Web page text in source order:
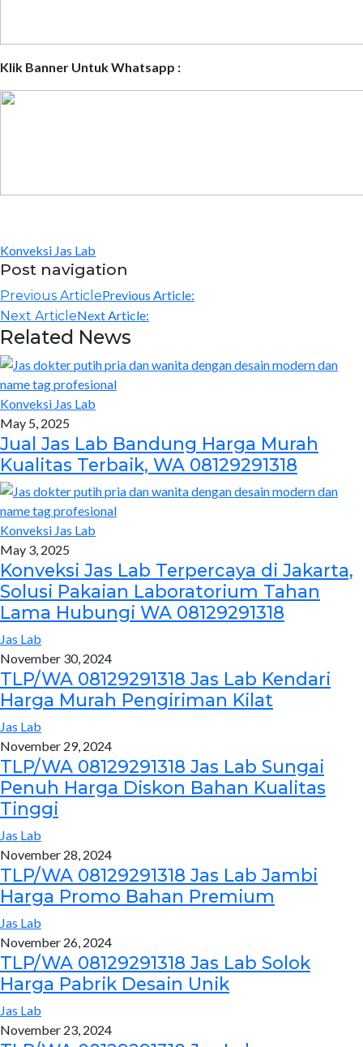
Klik Banner Untuk Whatsapp :
Konveksi Jas Lab
Post navigation
Previous ArticlePrevious Article:
Next ArticleNext Article:
Related News
Konveksi Jas Lab
May 5, 2025
Jual Jas Lab Bandung Harga Murah
Kualitas Terbaik, WA 08129291318
Konveksi Jas Lab
May 3, 2025
Konveksi Jas Lab Terpercaya di Jakarta,
Solusi Pakaian Laboratorium Tahan
Lama Hubungi WA 08129291318
Jas Lab
November 30, 2024
TLP/WA 08129291318 Jas Lab Kendari
Harga Murah Pengiriman Kilat
Jas Lab
November 29, 2024
TLP/WA 08129291318 Jas Lab Sungai
Penuh Harga Diskon Bahan Kualitas
Tinggi
Jas Lab
November 28, 2024
TLP/WA 08129291318 Jas Lab Jambi
Harga Promo Bahan Premium
Jas Lab
November 26, 2024
TLP/WA 08129291318 Jas Lab Solok
Harga Pabrik Desain Unik
Jas Lab
November 23, 2024